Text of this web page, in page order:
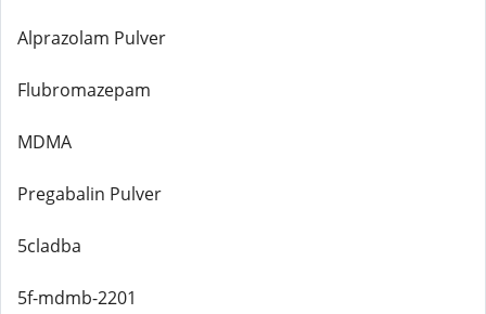
Alprazolam Pulver
Flubromazepam
MDMA
Pregabalin Pulver
5cladba
5f-mdmb-2201